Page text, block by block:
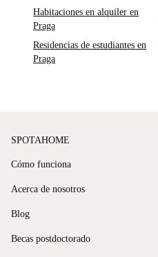
Habitaciones en alquiler en
Praga
Residencias de estudiantes en
Praga
SPOTAHOME
Cómo funciona
Acerca de nosotros
Blog
Becas postdoctorado